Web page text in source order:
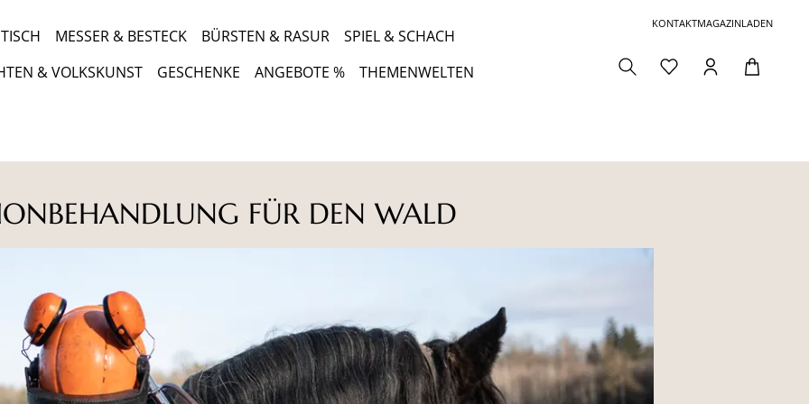
KONTAKTMAGAZINLADEN
MESSER & BESTECK BÜRSTEN & RASUR
SPIEL & SCHACH
& VOLKSKUNST
GESCHENKE ANGEBOTE % THEMENWELTEN
FÜR DEN WALD